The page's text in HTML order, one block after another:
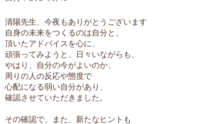
清陽先生、今夜もありがとうございます
自身の未来をつくるのは自分と、
頂いたアドバイスを心に、
頑張ってみようと、日々いながらも、
やはり、自分の今がよいのか、
周りの人の反応や態度で
心配になる弱い自分があり、
確認させていただきました。
その確認で、また、新たなヒントも